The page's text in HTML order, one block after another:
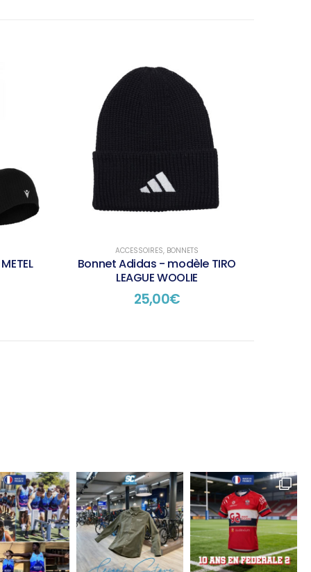
ACCESSOIRES, BONNETS
Bonnet Adidas - modèle TIRO
LEAGUE WOOLIE
25,00€